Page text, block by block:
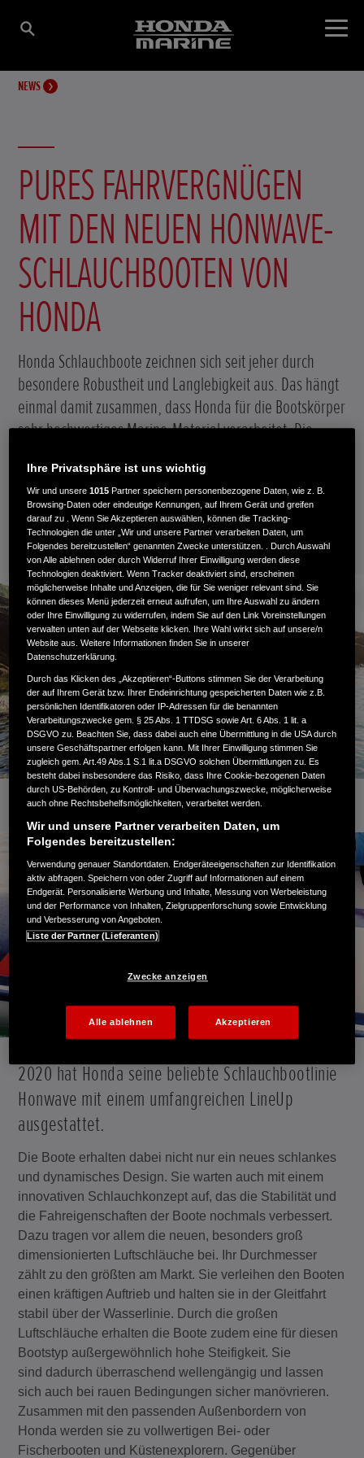
NEWS
PURES FAHRVERGNÜGEN
MIT DEN NEUEN HONWAVE-
SCHLAUCHBOOTEN VON
HONDA
Honda Schlauchboote zeichnen sich seit jeher durch
besondere Robustheit und Langlebigkeit aus. Das hängt
einmal damit zusammen, dass Honda für die Bootskörper
sehr hochwertiges Marine-Material verarbeitet. Die
Scheuerleiste ausgestattet, die Stöße abfängt und die
Schläuche vor spitzen Gegenständen schützt.
20. März 2021
2020 hat Honda seine beliebte Schlauchbootlinie
Honwave mit einem umfangreichen LineUp
ausgestattet.
Die Boote erhalten dabei nicht nur ein neues schlankes
und dynamisches Design. Sie warten auch mit einem
innovativen Schlauchkonzept auf, das die Stabilität und
die Fahreigenschaften der Boote nochmals verbessert.
Dazu tragen vor allem die neuen, besonders groß
dimensionierten Luftschläuche bei. Ihr Durchmesser
zählt zu den größten am Markt. Sie verleihen den Booten
einen kräftigen Auftrieb und halten sie in der Gleitfahrt
stabil über der Wasserlinie. Durch die großen
Luftschläuche erhalten die Boote zudem eine für diesen
Bootstyp außergewöhnlich hohe Steifigkeit. Sie
sind dadurch überraschend wellengängig und lassen
sich auch bei rauen Bedingungen sicher manövrieren.
Zusammen mit den passenden Außenbordern von
Honda werden sie zu vollwertigen Bei- oder
Fischerbooten und Küstenexplorern. Gegenüber
Ihre Privatsphäre ist uns wichtig
Wir und unsere1015 Partner speichern personenbezogene Daten, wie z. B.
Browsing-Daten oder eindeutige Kennungen, auf Ihrem Gerät und greifen
darauf zu . Wenn Sie Akzeptieren auswählen, können die Tracking-
Technologien die unter „Wir und unsere Partner verarbeiten Daten, um
Folgendes bereitzustellen“ genannten Zwecke unterstützen. . Durch Auswahl
von Alle ablehnen oder durch Widerruf Ihrer Einwilligung werden diese
Technologien deaktiviert. Wenn Tracker deaktiviert sind, erscheinen
möglicherweise Inhalte und Anzeigen, die für Sie weniger relevant sind. Sie
können dieses Menü jederzeit erneut aufrufen, um Ihre Auswahl zu ändern
oder Ihre Einwilligung zu widerrufen, indem Sie auf den Link Voreinstellungen
verwalten unten auf der Webseite klicken. Ihre Wahl wirkt sich auf unsere/n
Website aus. Weitere Informationen finden Sie in unserer
Datenschutzerklärung.
Durch das Klicken des „Akzeptieren“-Buttons stimmen Sie der Verarbeitung
der auf Ihrem Gerät bzw. Ihrer Endeinrichtung gespeicherten Daten wie z.B.
persönlichen Identifikatoren oder IP-Adressen für die benannten
Verarbeitungszwecke gem. § 25 Abs. 1 TTDSG sowie Art. 6 Abs. 1 lit. a
DSGVO zu. Beachten Sie, dass dabei auch eine Übermittlung in die USA durch
unsere Geschäftspartner erfolgen kann. Mit Ihrer Einwilligung stimmen Sie
zugleich gem. Art.49 Abs.1 S.1 lit.a DSGVO solchen Übermittlungen zu. Es
besteht dabei insbesondere das Risiko, dass Ihre Cookie-bezogenen Daten
durch US-Behörden, zu Kontroll- und Überwachungszwecke, möglicherweise
auch ohne Rechtsbehelfsmöglichkeiten, verarbeitet werden.
Wir und unsere Partner verarbeiten Daten, um
Folgendes bereitzustellen:
Verwendung genauer Standortdaten. Endgeräteeigenschaften zur Identifikation
aktiv abfragen. Speichern von oder Zugriff auf Informationen auf einem
Endgerät. Personalisierte Werbung und Inhalte, Messung von Werbeleistung
und der Performance von Inhalten, Zielgruppenforschung sowie Entwicklung
und Verbesserung von Angeboten.
Liste der Partner (Lieferanten)
Zwecke anzeigen
Alle ablehnen Akzeptieren